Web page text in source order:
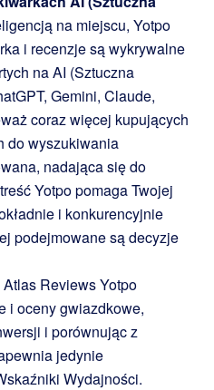
na miejscu, Yotpo
i recenzje są wykrywalne
na AI (Sztuczna
Gemini, Claude,
coraz więcej kupujących
do wyszukiwania
nadająca się do
Yotpo pomaga Twojej
i konkurencyjnie
podejmowane są decyzje
Atlas Reviews Yotpo
i oceny gwiazdkowe,
i porównując z
jedynie
Wydajności.